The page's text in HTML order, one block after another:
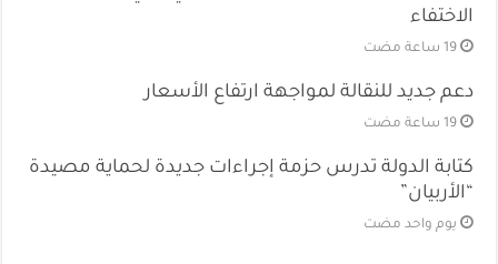
الاختفاء
‏19 ساعة مضت
دعم جديد للنقالة لمواجهة ارتفاع الأسعار
‏19 ساعة مضت
كتابة الدولة تدرس حزمة إجراءات جديدة لحماية مصيدة
“الأربيان”
‏يوم واحد مضت